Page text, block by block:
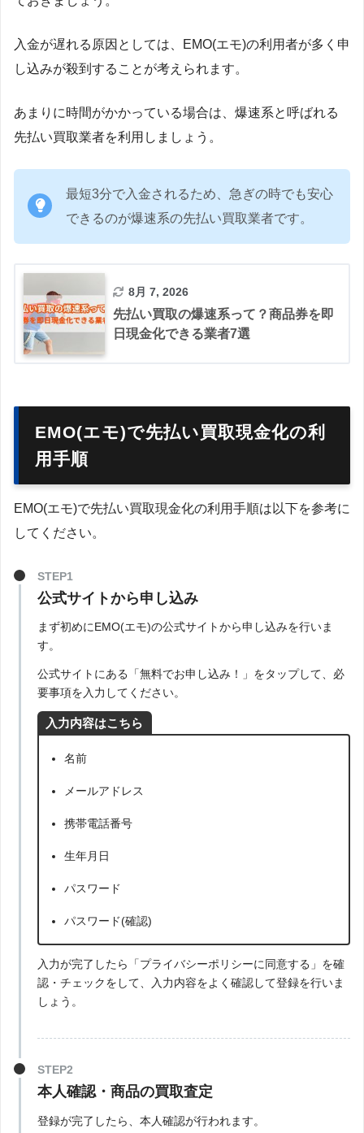
入金が遅れる原因としては、EMO(エモ)の利用者が多く申
し込みが殺到することが考えられます。
あまりに時間がかかっている場合は、爆速系と呼ばれる
先払い買取業者を利用しましょう。
最短3分で入金されるため、急ぎの時でも安心
できるのが爆速系の先払い買取業者です。
8月 7, 2026
先払い買取の爆速系って？商品券を即
日現金化できる業者7選
EMO(エモ)で先払い買取現金化の利
用手順
EMO(エモ)で先払い買取現金化の利用手順は以下を参考に
してください。
STEP1
公式サイトから申し込み
まず初めにEMO(エモ)の公式サイトから申し込みを行いま
す。
公式サイトにある「無料でお申し込み！」をタップして、必
要事項を入力してください。
入力内容はこちら
名前
メールアドレス
携帯電話番号
生年月日
パスワード
パスワード(確認)
入力が完了したら「プライバシーポリシーに同意する」を確
認・チェックをして、入力内容をよく確認して登録を行いま
しょう。
STEP2
本人確認・商品の買取査定
登録が完了したら、本人確認が行われます。